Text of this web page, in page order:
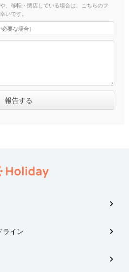
、移転・閉店している場合は、こちらのフ
いです。
ライン